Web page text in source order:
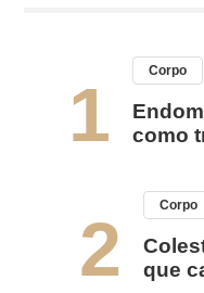
1
Corpo
como
2
Corpo
que